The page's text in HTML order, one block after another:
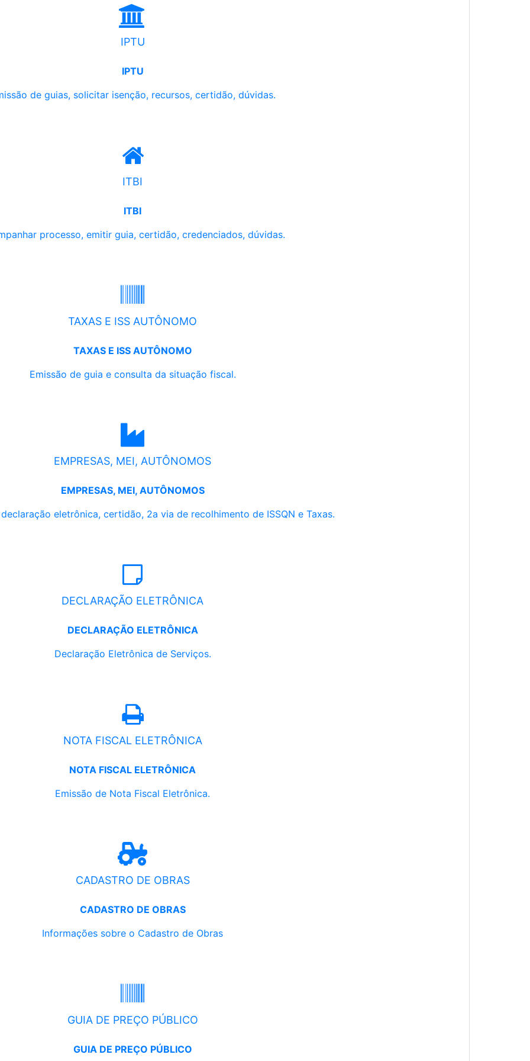
IPTU
IPTU
de guias, solicitar isenção, recursos, certidão, dúvidas.
ITBI
ITBI
processo, emitir guia, certidão, credenciados, dúvidas.
TAXAS E ISS AUTÔNOMO
TAXAS E ISS AUTÔNOMO
Emissão de guia e consulta da situação fiscal.
EMPRESAS, MEI, AUTÔNOMOS
EMPRESAS, MEI, AUTÔNOMOS
eletrônica, certidão, 2a via de recolhimento de ISSQN e Taxas.
DECLARAÇÃO ELETRÔNICA
DECLARAÇÃO ELETRÔNICA
Declaração Eletrônica de Serviços.
NOTA FISCAL ELETRÔNICA
NOTA FISCAL ELETRÔNICA
Emissão de Nota Fiscal Eletrônica.
CADASTRO DE OBRAS
CADASTRO DE OBRAS
Informações sobre o Cadastro de Obras
GUIA DE PREÇO PÚBLICO
GUIA DE PREÇO PÚBLICO